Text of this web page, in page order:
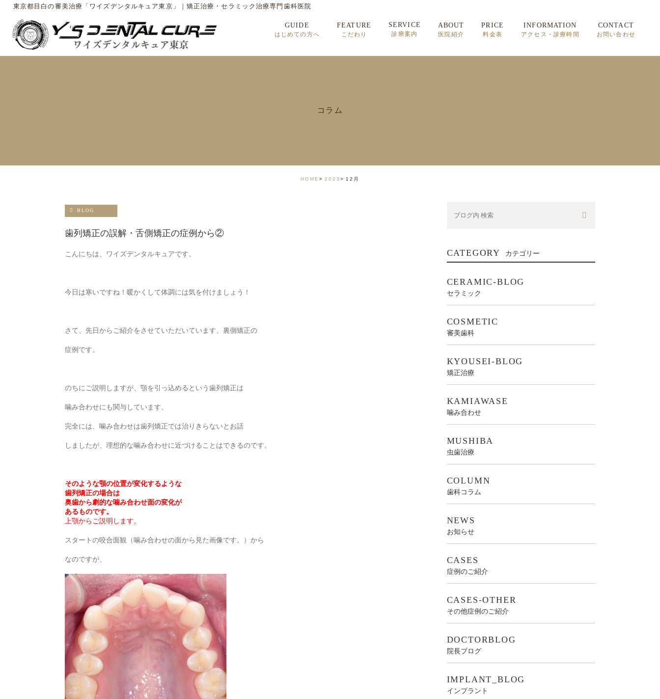
東京都目白の審美治療「ワイズデンタルキュア東京」｜矯正治療・セラミック治療専門歯科医院
GUIDE
はじめての方へ
FEATURE
こだわり
SERVICE
診療案内
ABOUT
医院紹介
PRICE
料金表
INFORMATION
アクセス・診療時間
CONTACT
お問い合わせ
コラム
HOME 2023 12月
BLOG
歯列矯正の誤解・舌側矯正の症例から②
こんにちは、ワイズデンタルキュアです。
今日は寒いですね！暖かくして体調には気を付けましょう！
さて、先日からご紹介をさせていただいています、裏側矯正の
症例です。
のちにご説明しますが、顎を引っ込めるという歯列矯正は
噛み合わせにも関与しています。
完全には、噛み合わせは歯列矯正では治りきらないとお話
しましたが、理想的な噛み合わせに近づけることはできるのです。
そのような顎の位置が変化するような
歯列矯正の場合は
奥歯から劇的な噛み合わせ面の変化が
あるものです。
上顎からご説明します。
スタートの咬合面観（噛み合わせの面から見た画像です。）から
なのですが、
CATEGORY カテゴリー
CERAMIC-BLOG
セラミック
COSMETIC
審美歯科
KYOUSEI-BLOG
矯正治療
KAMIAWASE
噛み合わせ
MUSHIBA
虫歯治療
COLUMN
歯科コラム
NEWS
お知らせ
CASES
症例のご紹介
CASES-OTHER
その他症例のご紹介
DOCTORBLOG
院長ブログ
IMPLANT_BLOG
インプラント